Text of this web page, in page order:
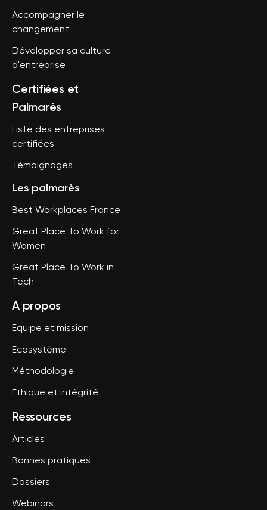
Accompagner le
changement
Développer sa culture
d'entreprise
Certifiées et
Palmarès
Liste des entreprises
certifiées
Témoignages
Les palmarès
Best Workplaces France
Great Place To Work for
Women
Great Place To Work in
Tech
A propos
Equipe et mission
Ecosystème
Méthodologie
Ethique et intégrité
Ressources
Articles
Bonnes pratiques
Dossiers
Webinars